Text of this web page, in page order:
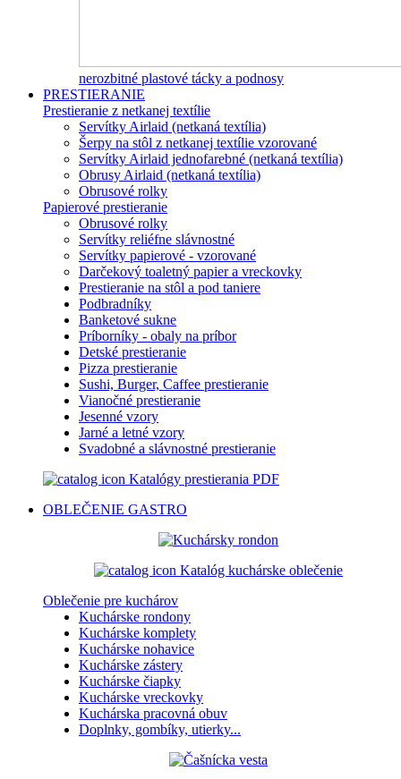
nerozbitné plastové tácky a podnosy
PRESTIERANIE
Prestieranie z netkanej textílie
Servítky Airlaid (netkaná textília)
Šerpy na stôl z netkanej textílie vzorované
Servítky Airlaid jednofarebné (netkaná textília)
Obrusy Airlaid (netkaná textília)
Obrusové rolky
Papierové prestieranie
Obrusové rolky
Servítky reliéfne slávnostné
Servítky papierové - vzorované
Darčekový toaletný papier a vreckovky
Prestieranie na stôl a pod taniere
Podbradníky
Banketové sukne
Príborníky - obaly na príbor
Detské prestieranie
Pizza prestieranie
Sushi, Burger, Caffee prestieranie
Vianočné prestieranie
Jesenné vzory
Jarné a letné vzory
Svadobné a slávnostné prestieranie
Katalógy prestierania PDF
OBLEČENIE GASTRO
Katalóg kuchárske oblečenie
Oblečenie pre kuchárov
Kuchárske rondony
Kuchárske komplety
Kuchárske nohavice
Kuchárske zástery
Kuchárske čiapky
Kuchárske vreckovky
Kuchárska pracovná obuv
Doplnky, gombíky, utierky...